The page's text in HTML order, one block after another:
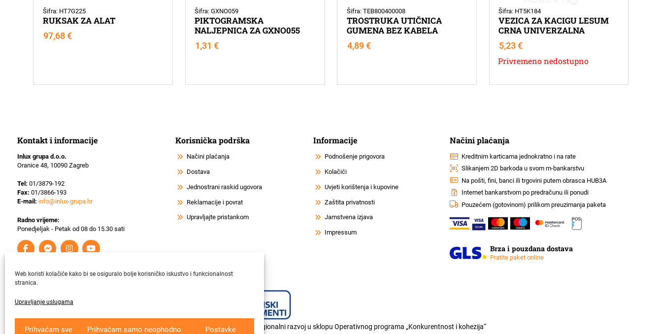
Web koristi kolačiće kako bi se osiguralo bolje korisničko iskustvo i funkcionalnost
stranica.
Upravljanje uslugama
Prihvaćam sve Prihvaćam samo neophodno Postavke
Šifra: HT7G225
RUKSAK ZA ALAT
97,68 €
Šifra: GXNO059
PIKTOGRAMSKA
NALJEPNICA ZA GXNO055
1,31€
Šifra: TEB800400008
TROSTRUKA UTIČNICA
GUMENA BEZ KABELA
4,89 €
Šifra: HT5K184
VEZICA ZA KACIGU LESUM
CRNA UNIVERZALNA
5,23€
Privremeno nedostupno
Kontakt i informacije
Inlux grupa d.o.o.
Oranice 48, 10090 Zagreb
Tel: 01/3879-192
Fax: 01/3866-193
E-mail: info@inlux-grupa.hr
Radno vrijeme:
Ponedjeljak - Petak od 08 do 15.30 sati
Korisnička podrška
Načini plaćanja
Dostava
Jednostrani raskid ugovora
Reklamacije i povrat
Upravljajte pristankom
Informacije
Podnošenje prigovora
Kolačići
Uvjeti korištenja i kupovine
Zaštita privatnosti
Jamstvena izjava
Impressum
Načini plaćanja
Kreditnim karticama jednokratno i na rate
Slikanjem 2D barkoda u svom m-bankarstvu
Na pošti, fini, banci ili trgovini putem obrasca HUB3A
Internet bankarstvom po predračunu ili ponudi
Pouzećem (gotovinom) prilikom preuzimanja paketa
Brza i pouzdana dostava
Pratite paket online
Krajnji primatelj ﬁnancijskog instrumenta suﬁnanciranog iz Europskog fonda za regionalni razvoj u sklopu Operativnog programa „Konkurentnost i kohezija“